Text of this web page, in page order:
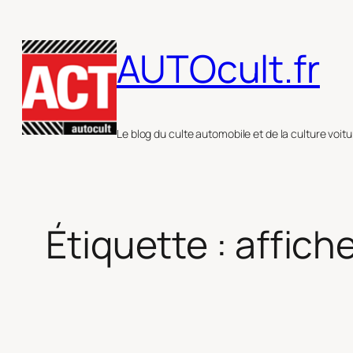
au
contenu
AUTOcult.fr
Le blog du culte automobile et de la culture
Étiquette :